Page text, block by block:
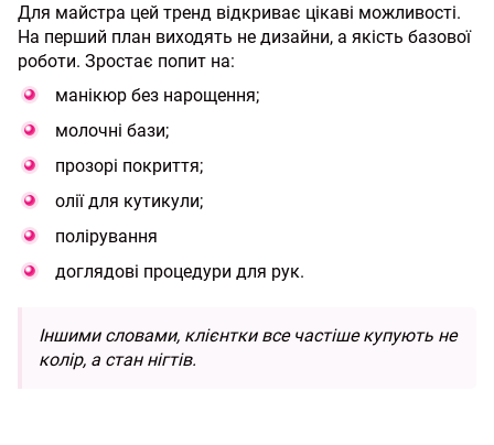
Для майстра цей тренд відкриває цікаві можливості.
На перший план виходять не дизайни, а якість базової
роботи. Зростає попит на:
манікюр без нарощення;
молочні бази;
прозорі покриття;
олії для кутикули;
полірування
доглядові процедури для рук.
Іншими словами, клієнтки все частіше купують не
колір, а стан нігтів.